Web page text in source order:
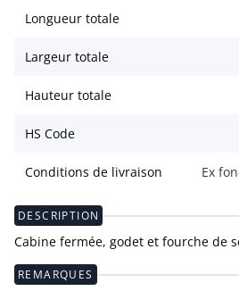
Longueur totale
Largeur totale
Hauteur totale
HS Code
Conditions de livraison Ex
DESCRIPTION
Cabine fermée, godet et fourche de
REMARQUES